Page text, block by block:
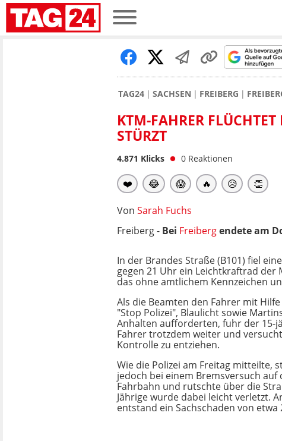
TAG24 SACHSEN FREIBERG
KTM-FAHRER
STÜRZT
4.871 Klicks 0 Reaktionen
❤️ 😂 😱 🔥 😥 👏
Von Sarah Fuchs
Freiberg - Bei Freibergendete am
In der Brandes Straße (B101) fiel
gegen 21 Uhr ein Leichtkraftrad der
das ohne amtlichem Kennzeichen
Als die Beamten den Fahrer mit
"Stop Polizei", Blaulicht sowie
Anhalten aufforderten, fuhr der 15-
Fahrer trotzdem weiter und
Kontrolle zu entziehen.
Wie die Polizei am Freitag mitteilte,
jedoch bei einem Bremsversuch auf
Fahrbahn und rutschte über die
Jährige wurde dabei leicht verletzt.
entstand ein Sachschaden von etwa